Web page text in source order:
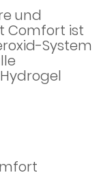
und
Comfort ist
System